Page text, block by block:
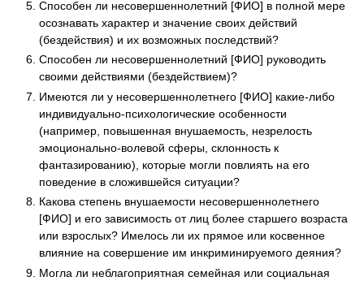
Способен ли несовершеннолетний [ФИО] в полной мере
осознавать характер и значение своих действий
(бездействия) и их возможных последствий?
Способен ли несовершеннолетний [ФИО] руководить
своими действиями (бездействием)?
Имеются ли у несовершеннолетнего [ФИО] какие-либо
индивидуально-психологические особенности
(например, повышенная внушаемость, незрелость
эмоционально-волевой сферы, склонность к
фантазированию), которые могли повлиять на его
поведение в сложившейся ситуации?
Какова степень внушаемости несовершеннолетнего
[ФИО] и его зависимость от лиц более старшего возраста
или взрослых? Имелось ли их прямое или косвенное
влияние на совершение им инкриминируемого деяния?
Могла ли неблагоприятная семейная или социальная